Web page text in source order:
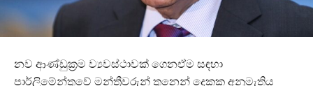
නව ආණ්ඩුක්‍රම ව්‍යවස්ථාවක් ගෙනඒම සඳහා
පාර්ලිමේන්තුවේ මන්ත්‍රීවරුන් තුනෙන් දෙකක අනුමැතිය